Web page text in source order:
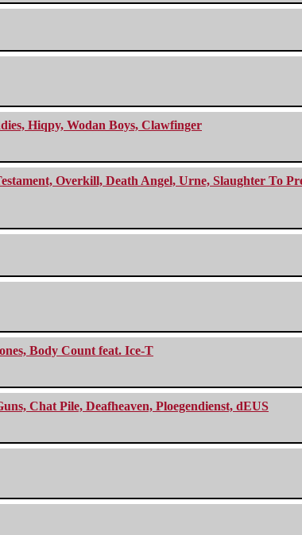
Hiqpy, Wodan Boys, Clawfinger
Overkill, Death Angel, Urne, Slaughter To
Body Count feat. Ice-T
Chat Pile, Deafheaven, Ploegendienst, dEUS